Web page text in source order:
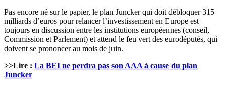
Pas encore né sur le papier, le plan Juncker qui doit débloquer 315
milliards d’euros pour relancer l’investissement en Europe est
toujours en discussion entre les institutions européennes (conseil,
Commission et Parlement) et attend le feu vert des eurodéputés, qui
doivent se prononcer au mois de juin.
>>Lire : La BEI ne perdra pas son AAA à cause du plan
Juncker